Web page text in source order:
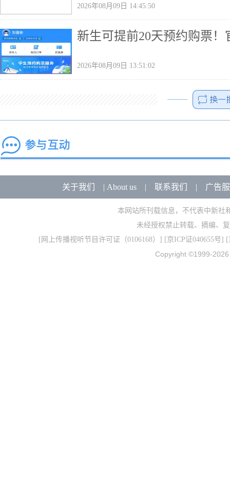
2026年08月09日 14:45:50
新生可提前20天预约购票！
2026年08月09日 13:51:02
关于我们 | About us| 联系我们 | 广告
本网站所刊载信息，不代表中新社
未经授权禁止转载、摘编、
[ 网上传播视听节目许可证（0106168） ] [京ICP证040655号] [
Copyright ©1999-